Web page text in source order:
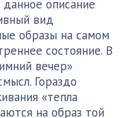
описание
вид
образы на самом
состояние. В
вечер»
Гораздо
«тепла
на образ той